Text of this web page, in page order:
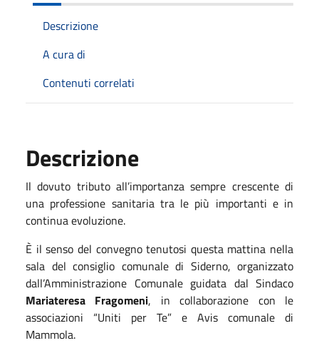
Descrizione
A cura di
Contenuti correlati
Descrizione
Il dovuto tributo all’importanza sempre crescente di
una professione sanitaria tra le più importanti e in
continua evoluzione.
È il senso del convegno tenutosi questa mattina nella
sala del consiglio comunale di Siderno, organizzato
dall’Amministrazione Comunale guidata dal Sindaco
Mariateresa Fragomeni, in collaborazione con le
associazioni “Uniti per Te” e Avis comunale di
Mammola.